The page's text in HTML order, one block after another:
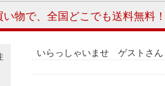
いらっしゃいませ ゲストさん